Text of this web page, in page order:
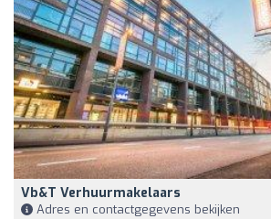
Vb&t Verhuurmakelaars
Adres en contactgegevens bekijken